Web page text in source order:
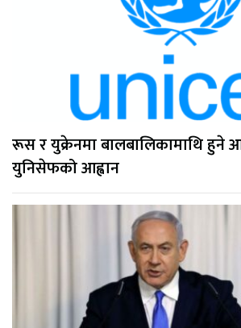
रूस र युक्रेनमा बालबालिकामाथि हुने
युनिसेफको आह्वान